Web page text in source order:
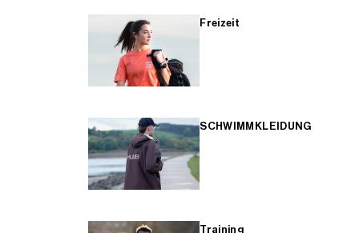
Freizeit
SCHWIMMKLEIDUNG
Training